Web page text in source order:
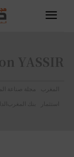
YASSIR
المغرب مجلة صناعة
استثمار
بنك المغرب